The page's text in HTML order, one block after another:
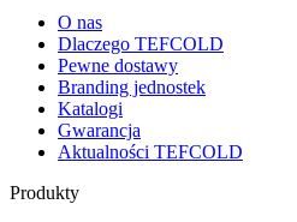
O nas
Dlaczego TEFCOLD
Pewne dostawy
Branding jednostek
Katalogi
Gwarancja
Aktualności TEFCOLD
Produkty